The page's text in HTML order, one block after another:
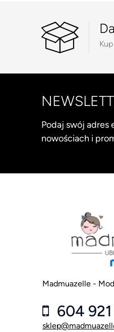
Podaj swój
nowościach i
Madmuazelle -
604